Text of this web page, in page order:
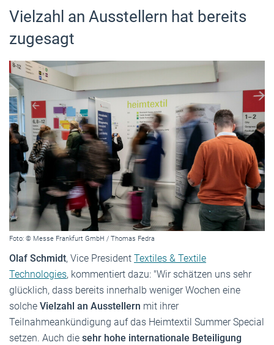
Vielzahl an Ausstellern hat bereits
zugesagt
Foto: © Messe Frankfurt GmbH / Thomas Fedra
Olaf Schmidt, Vice President Textiles & Textile
Technologies, kommentiert dazu: "Wir schätzen uns sehr
glücklich, dass bereits innerhalb weniger Wochen eine
solche Vielzahl an Ausstellern mit ihrer
Teilnahmeankündigung auf das Heimtextil Summer Special
setzen. Auch die sehr hohe internationale Beteiligung